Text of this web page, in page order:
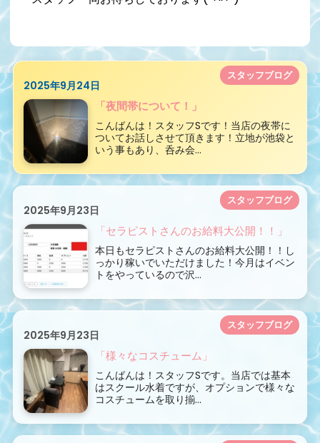
2025年9月24日
スタッフブログ
「夜間帯について！」
こんばんは！スタッフSです！当店の夜帯に
ついてお話しさせて頂きます！立地が池袋と
いう事もあり、呑み会...
2025年9月23日
スタッフブログ
「セラピストさんのお給料大公開！！」
本日もセラピストさんのお給料大公開！！し
っかり稼いでいただけました！今月はイベン
トをやっているので沢...
2025年9月23日
スタッフブログ
「様々なコスチューム」
こんばんは！スタッフSです。当店では基本
はスクール水着ですが、オプションで様々な
コスチュームを取り揃...